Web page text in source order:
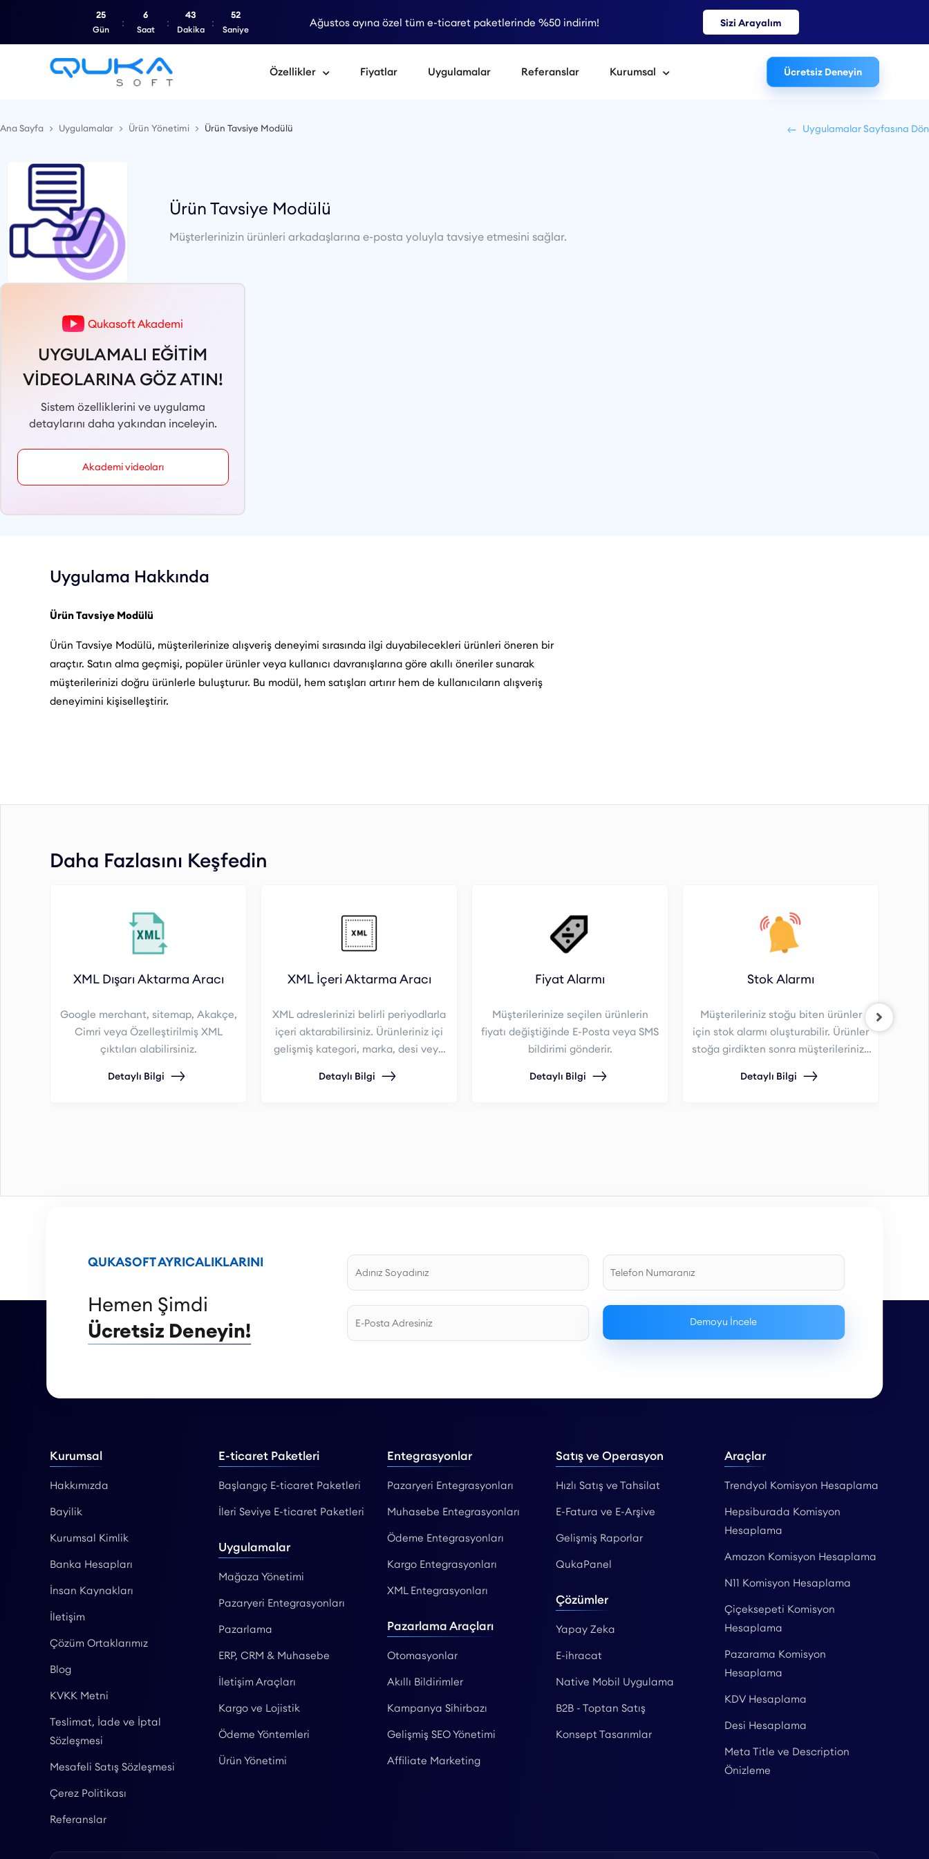
Ağustos ayına özel tüm e-ticaret paketlerinde %50 indirim! Sizi Arayalım
25
Gün
6
Saat
43
Dakika
51
Saniye
Özellikler Fiyatlar Uygulamalar Referanslar Kurumsal Ücretsiz Deneyin
Ana Sayfa Uygulamalar Ürün Yönetimi Ürün Tavsiye Modülü Uygulamalar Sayfasına Dön
Ürün Tavsiye Modülü
Müşterlerinizin ürünleri arkadaşlarına e-posta yoluyla tavsiye etmesini sağlar.
Qukasoft Akademi
UYGULAMALI EĞİTİM
VİDEOLARINA GÖZ ATIN!
Sistem özelliklerini ve uygulama
detaylarını daha yakından inceleyin.
Akademi videoları
Uygulama Hakkında
Ürün Tavsiye Modülü
Ürün Tavsiye Modülü, müşterilerinize alışveriş deneyimi sırasında ilgi duyabilecekleri ürünleri öneren bir
araçtır. Satın alma geçmişi, popüler ürünler veya kullanıcı davranışlarına göre akıllı öneriler sunarak
müşterilerinizi doğru ürünlerle buluşturur. Bu modül, hem satışları artırır hem de kullanıcıların alışveriş
deneyimini kişiselleştirir.
Daha Fazlasını Keşfedin
XML Dışarı Aktarma Aracı
Google merchant, sitemap, Akakçe,
Cimri veya Özelleştirilmiş XML
çıktıları alabilirsiniz.
Detaylı Bilgi
XML İçeri Aktarma Aracı
XML adreslerinizi belirli periyodlarla
içeri aktarabilirsiniz. Ürünleriniz içi
gelişmiş kategori, marka, desi veya
belirleyebilirsiniz.
Detaylı Bilgi
Fiyat Alarmı
Müşterilerinize seçilen ürünlerin
fiyatı değiştiğinde E-Posta veya SMS
bildirimi gönderir.
Detaylı Bilgi
Stok Alarmı
Müşterileriniz stoğu biten ürünler
için stok alarmı oluşturabilir. Ürünler
stoğa girdikten sonra müşterilerinize
Detaylı Bilgi
QUKASOFT AYRICALIKLARINI
Hemen Şimdi
Ücretsiz Deneyin!
Kurumsal
Hakkımızda
Bayilik
Kurumsal Kimlik
Banka Hesapları
İnsan Kaynakları
İletişim
Çözüm Ortaklarımız
Blog
KVKK Metni
Teslimat, İade ve İptal
Sözleşmesi
Mesafeli Satış Sözleşmesi
Çerez Politikası
Referanslar
E-ticaret Paketleri
Başlangıç E-ticaret Paketleri
İleri Seviye E-ticaret Paketleri
Uygulamalar
Mağaza Yönetimi
Pazaryeri Entegrasyonları
Pazarlama
ERP, CRM & Muhasebe
İletişim Araçları
Kargo ve Lojistik
Ödeme Yöntemleri
Ürün Yönetimi
Entegrasyonlar
Pazaryeri Entegrasyonları
Muhasebe Entegrasyonları
Ödeme Entegrasyonları
Kargo Entegrasyonları
XML Entegrasyonları
Pazarlama Araçları
Otomasyonlar
Akıllı Bildirimler
Kampanya Sihirbazı
Gelişmiş SEO Yönetimi
Affiliate Marketing
Satış ve Operasyon
Hızlı Satış ve Tahsilat
E-Fatura ve E-Arşive
Gelişmiş Raporlar
QukaPanel
Çözümler
Yapay Zeka
E-ihracat
Native Mobil Uygulama
B2B - Toptan Satış
Konsept Tasarımlar
Araçlar
Trendyol Komisyon Hesaplama
Hepsiburada Komisyon
Hesaplama
Amazon Komisyon Hesaplama
N11 Komisyon Hesaplama
Çiçeksepeti Komisyon
Hesaplama
Pazarama Komisyon
Hesaplama
KDV Hesaplama
Desi Hesaplama
Meta Title ve Description
Önizleme